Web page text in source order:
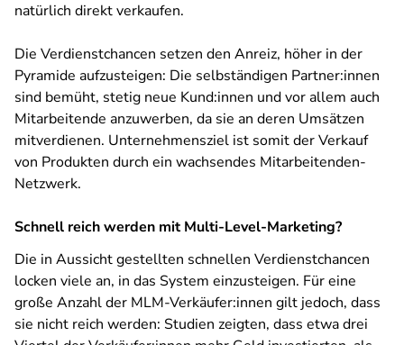
natürlich direkt verkaufen.
Die Verdienstchancen setzen den Anreiz, höher in der
Pyramide aufzusteigen: Die selbständigen Partner:innen
sind bemüht, stetig neue Kund:innen und vor allem auch
Mitarbeitende anzuwerben, da sie an deren Umsätzen
mitverdienen. Unternehmensziel ist somit der Verkauf
von Produkten durch ein wachsendes Mitarbeitenden-
Netzwerk.
Schnell reich werden mit Multi-Level-Marketing?
Die in Aussicht gestellten schnellen Verdienstchancen
locken viele an, in das System einzusteigen. Für eine
große Anzahl der MLM-Verkäufer:innen gilt jedoch, dass
sie nicht reich werden: Studien zeigten, dass etwa drei